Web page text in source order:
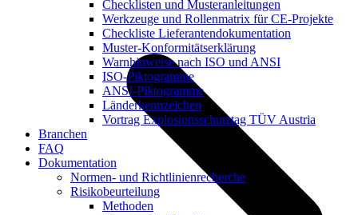
Checklisten und Musteranleitungen
Werkzeuge und Rollenmatrix für CE-Projekte
Checkliste Lieferantendokumentation
Muster-Konformitätserklärung
Warnhinweise nach ISO und ANSI
ISO-Piktogramme
ANSI-Piktogramme
Länderkennzeichen
Vortrag Explosionsschutztag TÜV Austria
Branchen
FAQ
Dokumentation
Normen- und Richtlinienrecherche
Risikobeurteilung
Methoden